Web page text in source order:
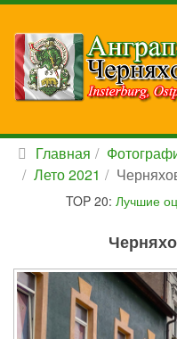
Главная
Лето 2021
TOP 20: Лучшие